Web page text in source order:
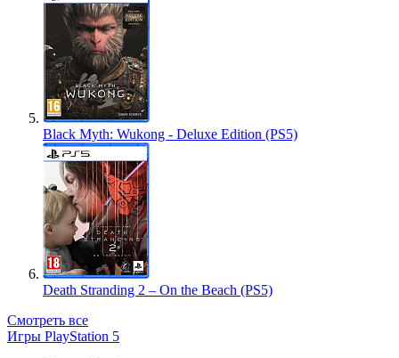
Black Myth: Wukong - Deluxe Edition (PS5)
Death Stranding 2 – On the Beach (PS5)
Смотреть все
Игры PlayStation 5